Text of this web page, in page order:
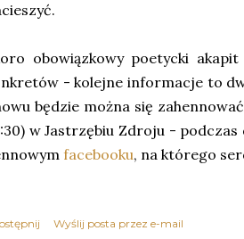
obowiązkowy poetycki
- kolejne informacje to
będzie można się
w Jastrzębiu Zdroju -
facebooku, na którego
Wyślij posta przez e-mail